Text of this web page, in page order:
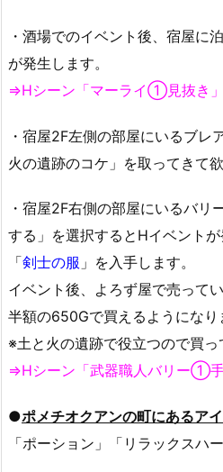
・酒場でのイベント後、宿屋に
が発生します。
⇒Hシーン「マーライ①見抜き」
・宿屋2F左側の部屋にいるブレ
火の遺跡のコケ」を取ってきて
・宿屋2F右側の部屋にいるバリ
する」を選択するとHイベントが
「剣士の服 」を入手します。
イベント後、よろず屋で売って
半額の650Gで買えるようになり
※土と火の遺跡で役立つので買っ
⇒Hシーン「武器職人バリー①手
●ポメチオクアンの町にあるア
「ポーション」「リラックスハー